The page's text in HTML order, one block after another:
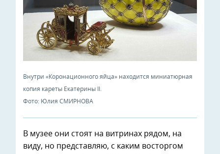
Внутри «Коронационного яйца» находится миниатюрная
копия кареты Екатерины II.
Фото: Юлия СМИРНОВА
В музее они стоят на витринах рядом, на
виду, но представляю, с каким восторгом